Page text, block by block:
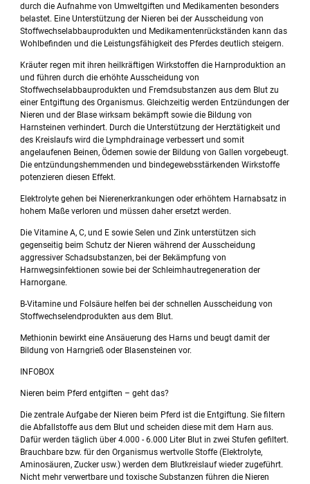
durch die Aufnahme von Umweltgiften und Medikamenten besonders
belastet. Eine Unterstützung der Nieren bei der Ausscheidung von
Stoffwechselabbauprodukten und Medikamentenrückständen kann das
Wohlbefinden und die Leistungsfähigkeit des Pferdes deutlich steigern.
Kräuter regen mit ihren heilkräftigen Wirkstoffen die Harnproduktion an
und führen durch die erhöhte Ausscheidung von
Stoffwechselabbauprodukten und Fremdsubstanzen aus dem Blut zu
einer Entgiftung des Organismus. Gleichzeitig werden Entzündungen der
Nieren und der Blase wirksam bekämpft sowie die Bildung von
Harnsteinen verhindert. Durch die Unterstützung der Herztätigkeit und
des Kreislaufs wird die Lymphdrainage verbessert und somit
angelaufenen Beinen, Ödemen sowie der Bildung von Gallen vorgebeugt.
Die entzündungshemmenden und bindegewebsstärkenden Wirkstoffe
potenzieren diesen Effekt.
Elektrolyte gehen bei Nierenerkrankungen oder erhöhtem Harnabsatz in
hohem Maße verloren und müssen daher ersetzt werden.
Die Vitamine A, C, und E sowie Selen und Zink unterstützen sich
gegenseitig beim Schutz der Nieren während der Ausscheidung
aggressiver Schadsubstanzen, bei der Bekämpfung von
Harnwegsinfektionen sowie bei der Schleimhautregeneration der
Harnorgane.
B-Vitamine und Folsäure helfen bei der schnellen Ausscheidung von
Stoffwechselendprodukten aus dem Blut.
Methionin bewirkt eine Ansäuerung des Harns und beugt damit der
Bildung von Harngrieß oder Blasensteinen vor.
INFOBOX
Nieren beim Pferd entgiften – geht das?
Die zentrale Aufgabe der Nieren beim Pferd ist die Entgiftung. Sie filtern
die Abfallstoffe aus dem Blut und scheiden diese mit dem Harn aus.
Dafür werden täglich über 4.000 - 6.000 Liter Blut in zwei Stufen gefiltert.
Brauchbare bzw. für den Organismus wertvolle Stoffe (Elektrolyte,
Aminosäuren, Zucker usw.) werden dem Blutkreislauf wieder zugeführt.
Nicht mehr verwertbare und toxische Substanzen führen die Nieren